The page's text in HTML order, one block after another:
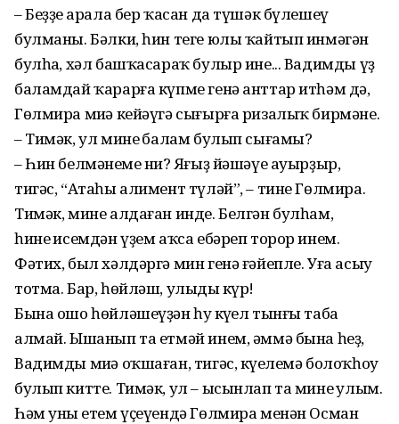
– Беҙҙең арала бер ҡасан да түшәк бүлешеү
булманы. Бәлки, һин теге юлы ҡайтып инмәгән
булһаң, хәл башҡасараҡ булыр ине... Вадимды үҙ
баламдай ҡарарға күпме генә анттар итһәм дә,
Гөлмира миңә кейәүгә сығырға ризалыҡ бирмәне.
– Тимәк, ул минең балам булып сығамы?
– Һин белмәнеңме ни? Яңғыҙ йәшәүе ауырҙыр,
тигәс, “Атаһы алимент түләй”, – тине Гөлмира.
Тимәк, мине алдаған инде. Белгән булһам,
һинең исемдән үҙем аҡса ебәреп торор инем.
Фәтих, был хәлдәргә мин генә ғәйепле. Уға асыу
тотма. Бар, һөйләш, улыңды күр!
Бына ошо һөйләшеүҙән һуң күңел тынғы таба
алмай. Ышанып та етмәй инем, әммә бына һеҙ,
Вадимды миңә оҡшаған, тигәс, күңелемә болоҡһоу
булып китте. Тимәк, ул – ысынлап та минең улым.
Һәм уның етем үҫеүендә Гөлмира менән Осман